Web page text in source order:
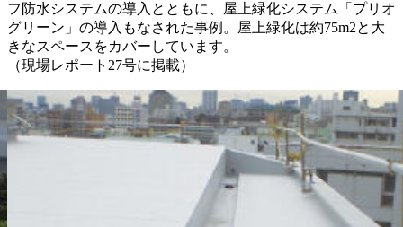
フ防水システムの導入とともに、屋上緑化システム「プリオ
グリーン」の導入もなされた事例。屋上緑化は約75m2と大
きなスペースをカバーしています。
（現場レポート27号に掲載）